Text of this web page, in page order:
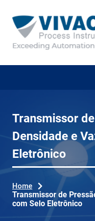
Home
Empresa
Treinamentos
Vídeos
Carreira
Notícias
Contato
Se
Transmissor
Densidade e
Eletrônico
Home
Transmissor de
com Selo Eletrônico